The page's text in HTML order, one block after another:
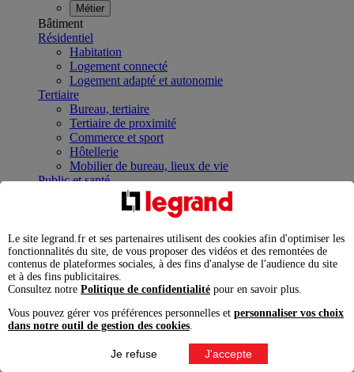
Métier
Bâtiment
Résidentiel
Habitation
Logement connecté
Logement adapté et autonomie
Tertiaire
Bureau, tertiaire
Tertiaire de proximité
Commerce et sport
Hôtellerie
Mobilier de bureau, lieux de vie
Public et santé
Bâtiment public
Établissement de santé
Data Center
Industrie
Infrastructures
À la une
Contrôler et planifier le fonctionnement des appareils
électriques avec le contacteur connecté
Répartir et optimiser son tableau électrique
expertises au service de vos performances
Le site legrand.fr et ses partenaires utilisent des cookies afin d'optimiser les
fonctionnalités du site, de vous proposer des vidéos et des remontées de
contenus de plateformes sociales, à des fins d'analyse de l'audience du site
et à des fins publicitaires.
Consultez notre Politique de confidentialité pour en savoir plus.
Vous pouvez gérer vos préférences personnelles et personnaliser vos choix
dans notre outil de gestion des cookies.
Je refuse J'accepte